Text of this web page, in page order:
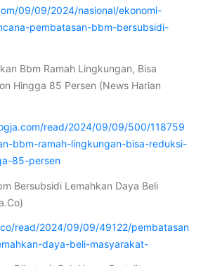
09/09/2024/nasional/ekonomi-
pembatasan-bbm-bersubsidi-
Bbm Ramah Lingkungan, Bisa
Hingga 85 Persen (News Harian
read/2024/09/09/500/118759
bbm-ramah-lingkungan-bisa-reduksi-
85-persen
Bersubsidi Lemahkan Daya Beli
read/2024/09/09/49122/pembatasan
daya-beli-masyarakat-